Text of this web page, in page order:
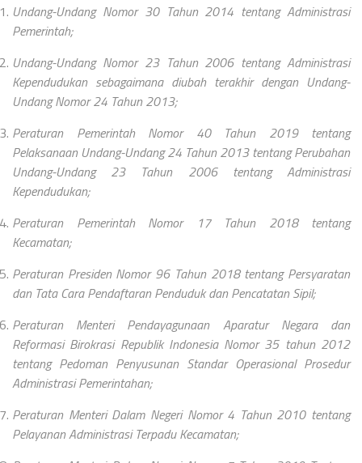
Undang-Undang Nomor 30 Tahun 2014 tentang Administrasi
Pemerintah;
Undang-Undang Nomor 23 Tahun 2006 tentang Administrasi
Kependudukan sebagaimana diubah terakhir dengan Undang-
Undang Nomor 24 Tahun 2013;
Peraturan Pemerintah Nomor 40 Tahun 2019 tentang
Pelaksanaan Undang-Undang 24 Tahun 2013 tentang Perubahan
Undang-Undang 23 Tahun 2006 tentang Administrasi
Kependudukan;
Peraturan Pemerintah Nomor 17 Tahun 2018 tentang
Kecamatan;
Peraturan Presiden Nomor 96 Tahun 2018 tentang Persyaratan
dan Tata Cara Pendaftaran Penduduk dan Pencatatan Sipil;
Peraturan Menteri Pendayagunaan Aparatur Negara dan
Reformasi Birokrasi Republik Indonesia Nomor 35 tahun 2012
tentang Pedoman Penyusunan Standar Operasional Prosedur
Administrasi Pemerintahan;
Peraturan Menteri Dalam Negeri Nomor 4 Tahun 2010 tentang
Pelayanan Administrasi Terpadu Kecamatan;